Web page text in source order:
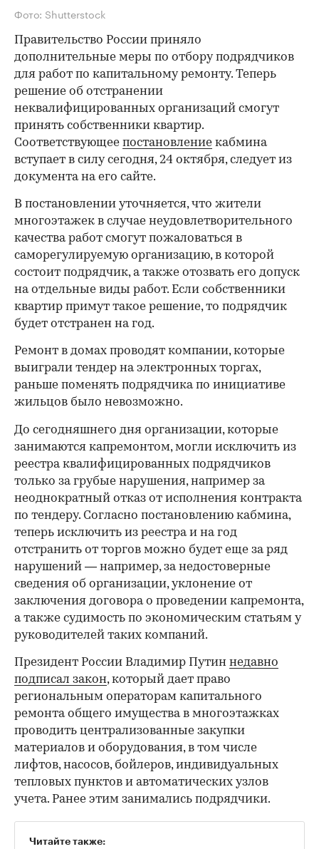
Фото: Shutterstock
Правительство России приняло
дополнительные меры по отбору подрядчиков
для работ по капитальному ремонту. Теперь
решение об отстранении
неквалифицированных организаций смогут
принять собственники квартир.
Соответствующее постановление кабмина
вступает в силу сегодня, 24 октября, следует из
документа на его сайте.
В постановлении уточняется, что жители
многоэтажек в случае неудовлетворительного
качества работ смогут пожаловаться в
саморегулируемую организацию, в которой
состоит подрядчик, а также отозвать его допуск
на отдельные виды работ. Если собственники
квартир примут такое решение, то подрядчик
будет отстранен на год.
Ремонт в домах проводят компании, которые
выиграли тендер на электронных торгах,
раньше поменять подрядчика по инициативе
жильцов было невозможно.
До сегодняшнего дня организации, которые
занимаются капремонтом, могли исключить из
реестра квалифицированных подрядчиков
только за грубые нарушения, например за
неоднократный отказ от исполнения контракта
по тендеру. Согласно постановлению кабмина,
теперь исключить из реестра и на год
отстранить от торгов можно будет еще за ряд
нарушений — например, за недостоверные
сведения об организации, уклонение от
заключения договора о проведении капремонта,
а также судимость по экономическим статьям у
руководителей таких компаний.
Президент России Владимир Путин недавно
подписал закон, который дает право
региональным операторам капитального
ремонта общего имущества в многоэтажках
проводить централизованные закупки
материалов и оборудования, в том числе
лифтов, насосов, бойлеров, индивидуальных
тепловых пунктов и автоматических узлов
учета. Ранее этим занимались подрядчики.
Читайте также: